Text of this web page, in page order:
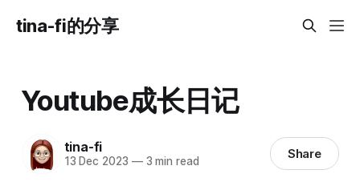
tina-fi的分享
Youtube成长日记
tina-fi
13 Dec 2023 —3 min read Share